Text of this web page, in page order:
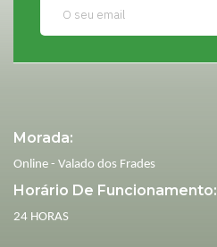
Morada:
Online - Valado dos Frades
Horário De Funcionamento:
24 HORAS